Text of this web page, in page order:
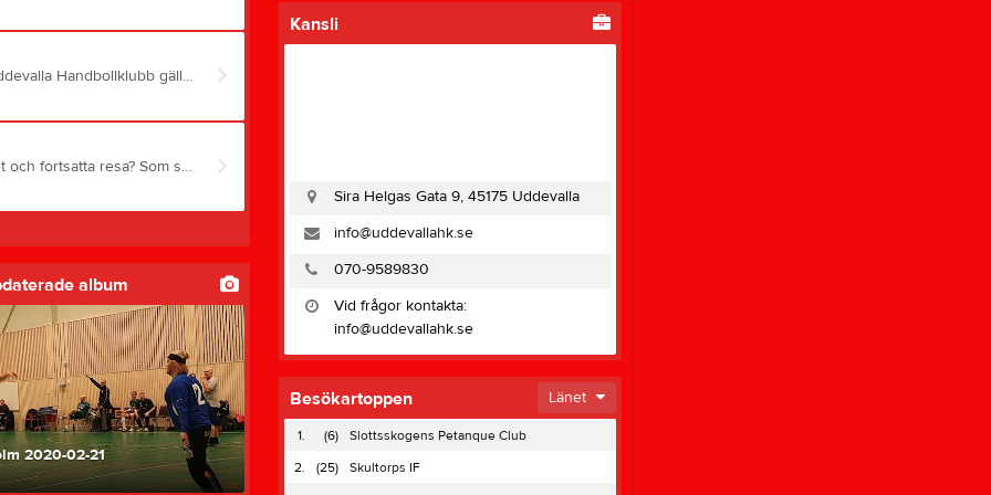
Samtliga medlemmar hälsas välkomna till ordinarie Årsmöte för Uddevalla Handbollklubb gällande verksamhetsåret 2023-2024 Tid: 18 juni, 2024 kl. 18.00 Plats: Rimnershallen, sammanträdesrum 1 Anmälan görs på: 0709 589830 eller info@uddevallahk.se. Verksamhets och förvaltningsberättelser, revisorernas berättelser, verksamhetsplan med budget samt styrelsens förslag och inkomna motioner med styrelsens yttrande kommer att finnas tillgängliga för medlemmar senast en vecka före årsmötet på hemsidan. Varmt välkomna! Styrelsen
Vill du vara med och stödja Uddevalla Handbollklubbs verksamhet och fortsatta resa? Som stödsupporter ger du oss värmande support och finansiell hjälp på vägen, vilket hjälper klubben att utvecklas och växa. Om man vill stödja "klubba" utan att vara medlem så kan man istället bli stödsupporter. Avgiften är 100 kr och swishas till nummer 123 602 37 25. Det kommer även finnas möjlighet att bli stödsupporter på damernas och herrrarnas hemmamatcher då en QR-kod kommer finnas tillgänglig. Väljer du att bli stödsupporter så publicerar vi ditt namn på hemsidan under ”Stödsupportrar". Följande personer är redan stödsupportar i UHK 2023-2024: 1. Johan Svanström 2. Jari Eskelinen 3. Lars Karlsson 4. Peter Rydén 5. Åke Svanström, 6. Peter Boström 7. Roger Jacobsson Tack för erat bidrag!
album
2020-02-21
Kansli
Sira Helgas Gata 9, 45175 Uddevalla
info@uddevallahk.se
070-9589830
Vid frågor kontakta:
info@uddevallahk.se
Besökartoppen Länet
1. (6)
Slottsskogens Petanque Club
2.
(25)
Skultorps IF